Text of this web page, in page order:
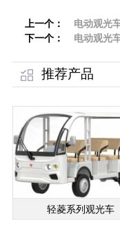
上一个：
电动观光
下一个：
电动观光
推荐产品
轻菱系列观光车